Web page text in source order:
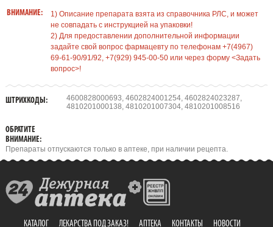
ВНИМАНИЕ:
1) Описание препарата взята из справочника РЛС, и может
не совпадать с инструкцией на упаковки!
2) Для предоставлении дополнительной информации
задайте свой вопрос фармацевту по телефонам +7(4967)
69-61-90/91/92, +7(929) 945-00-50 или через форму <Задать
вопрос>!
ШТРИХКОДЫ:
4600828000693, 4602824001254, 4602824023287,
4810201000138, 4810201007304, 4810201008516
ОБРАТИТЕ
ВНИМАНИЕ:
Препараты отпускаются только в аптеке, при наличии рецепта.
КАТАЛОГ ЛЕКАРСТВА ПОД ЗАКАЗ! АПТЕКА КОНТАКТЫ НОВОСТИ